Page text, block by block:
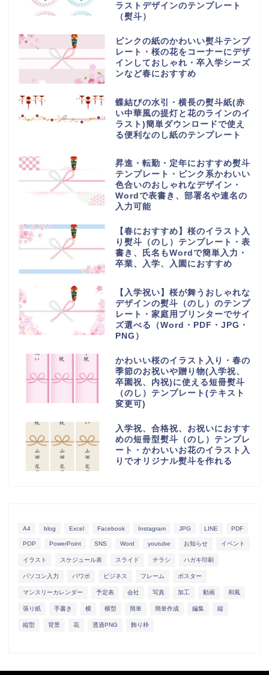
ラストデザインのテンプレート
（熨斗）
ピンクの紙のかわいい熨斗テンプ
レート・桜の花をコーナーにデザ
インしておしゃれ・卒入学シーズ
ンなど春におすすめ
蝶結びの水引・横長の熨斗紙(赤
い中華風の提灯と花のラインのイ
ラスト)簡単ダウンロードで使え
る便利なのし紙のテンプレート
昇進・転勤・定年におすすめ熨斗
テンプレート・ピンク系かわいい
色合いのおしゃれなデザイン・
Wordで表書き、部署名や連名の
入力可能
【春におすすめ】桜のイラスト入
り熨斗（のし）テンプレート・表
書き、氏名もWordで簡単入力・
卒業、入学、入園におすすめ
【入学祝い】桜が舞うおしゃれな
デザインの熨斗（のし）のテンプ
レート・家庭用プリンターでサイ
ズ選べる（Word・PDF・JPG・
PNG）
かわいい桜のイラスト入り・春の
季節のお祝いや贈り物(入学祝、
卒園祝、内祝)に使える短冊熨斗
（のし）テンプレート(テキスト
変更可)
入学祝、合格祝、お祝いにおすす
めの短冊型熨斗（のし）テンプレ
ート・かわいいお花のイラスト入
りでオリジナル熨斗を作れる
A4 blog Excel Facebook Instagram JPG LINE PDF
POP PowerPoint SNS Word youtube お知らせ イベント
イラスト スケジュール表 スライド チラシ ハガキ印刷
パソコン入力 パワポ ビジネス フレーム ポスター
マンスリーカレンダー 予定表 会社 写真 加工 動画 和風
張り紙 手書き 横 横型 簡単 簡単作成 編集 縦
縦型 背景 花 透過PNG 飾り枠